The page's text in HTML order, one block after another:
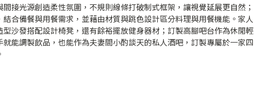
接光源創造柔性氛圍，不規則線條打破制式框架，讓視覺延展更自然；
合備餐與用餐需求，並藉由材質與跳色設計區分料理與用餐機能。家人
沙發搭配設計椅凳，還有餘裕擺放健身器材；訂製高腳吧台作為休閒輕
能調製飲品，也能作為夫妻間小酌談天的私人酒吧，訂製專屬於一家四